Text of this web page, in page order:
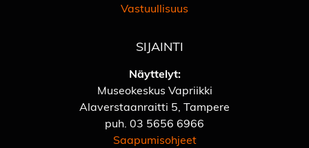
Vastuullisuus
SIJAINTI
Näyttelyt:
Museokeskus Vapriikki
Alaverstaanraitti 5, Tampere
puh. 03 5656 6966
Saapumisohjeet